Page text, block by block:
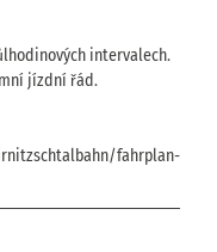
intervalech.
jízdní řád.
fahrplan-